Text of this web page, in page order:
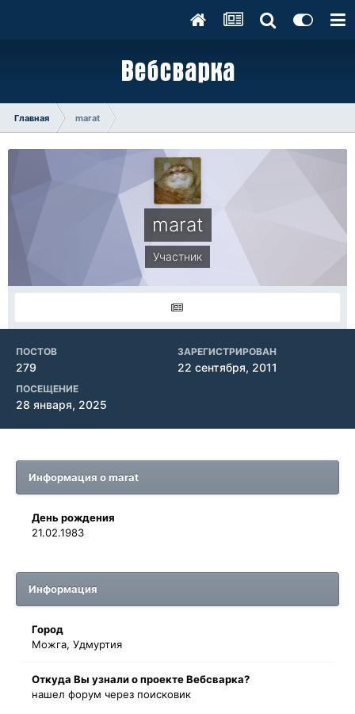
Главная marat
marat
Участник
ПОСТОВ
279
ЗАРЕГИСТРИРОВАН
22 сентября, 2011
ПОСЕЩЕНИЕ
28 января, 2025
Информация о marat
День рождения
21.02.1983
Информация
Город
Можга, Удмуртия
Oткyдa Вы узнaли o проекте Вебсварка?
нашел форум через поисковик